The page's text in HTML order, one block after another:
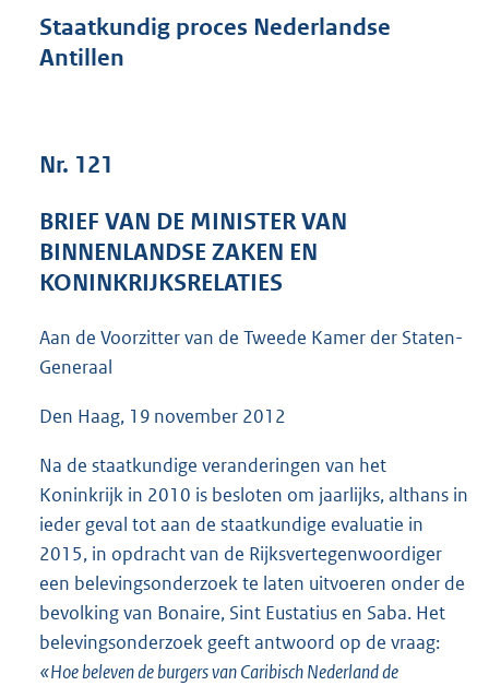
d
s
:
5
Staatkundig proces Nederlandse
Antillen
Nr. 121
BRIEF VAN DE MINISTER VAN
BINNENLANDSE ZAKEN EN
KONINKRIJKSRELATIES
Aan de Voorzitter van de Tweede Kamer der Staten-
Generaal
Den Haag, 19 november 2012
Na de staatkundige veranderingen van het
Koninkrijk in 2010 is besloten om jaarlijks, althans in
ieder geval tot aan de staatkundige evaluatie in
2015, in opdracht van de Rijksvertegenwoordiger
een belevingsonderzoek te laten uitvoeren onder de
bevolking van Bonaire, Sint Eustatius en Saba. Het
belevingsonderzoek geeft antwoord op de vraag:
«Hoe beleven de burgers van Caribisch Nederland de